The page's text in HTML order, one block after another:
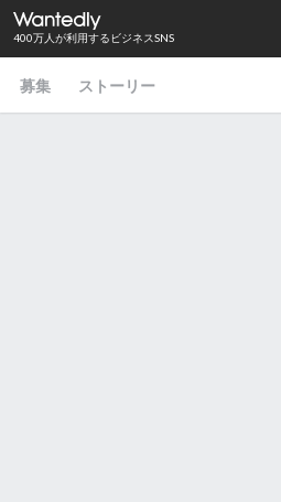
400万人が利用するビジネスSNS
募集 ストーリー